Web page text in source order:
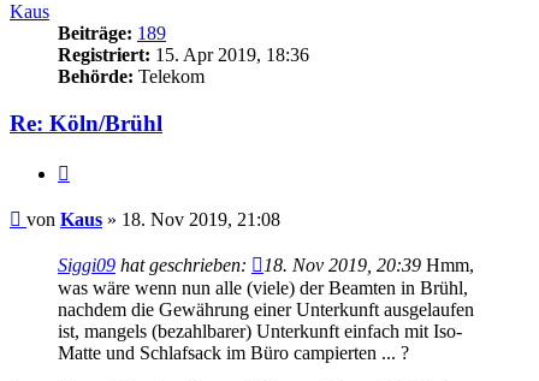
Kaus
Beiträge: 189
Registriert: 15. Apr 2019, 18:36
Behörde: Telekom
Re: Köln/Brühl
Beitrag
von Kaus » 18. Nov 2019, 21:08
Siggi09 hat geschrieben: 18. Nov 2019, 20:39 Hmm,
was wäre wenn nun alle (viele) der Beamten in Brühl,
nachdem die Gewährung einer Unterkunft ausgelaufen
ist, mangels (bezahlbarer) Unterkunft einfach mit Iso-
Matte und Schlafsack im Büro campierten ... ?